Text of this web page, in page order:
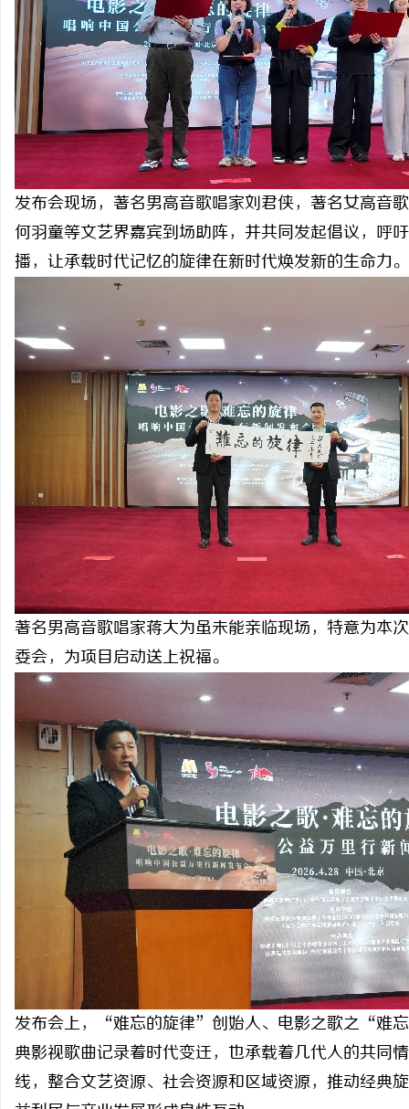
发布会现场，著名男高音歌唱家刘君侠，著名女高音
何羽童等文艺界嘉宾到场助阵，并共同发起倡议，呼
播，让承载时代记忆的旋律在新时代焕发新的生命力。
著名男高音歌唱家蒋大为虽未能亲临现场，特意为本
委会，为项目启动送上祝福。
发布会上，“难忘的旋律”创始人、电影之歌之“难
典影视歌曲记录着时代变迁，也承载着几代人的共同
线，整合文艺资源、社会资源和区域资源，推动经典